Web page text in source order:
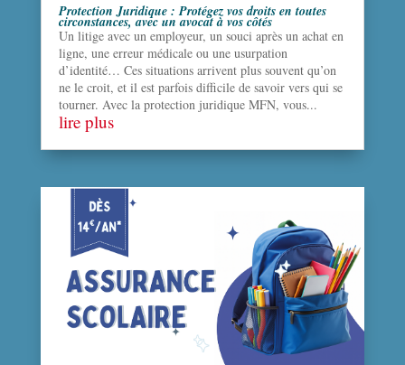
Protection Juridique : Protégez vos droits en toutes
circonstances, avec un avocat à vos côtés
Un litige avec un employeur, un souci après un achat en
ligne, une erreur médicale ou une usurpation
d’identité… Ces situations arrivent plus souvent qu’on
ne le croit, et il est parfois difficile de savoir vers qui se
tourner. Avec la protection juridique MFN, vous...
lire plus